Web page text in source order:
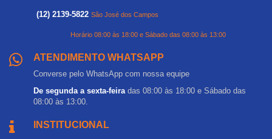
(12) 2139-5822 São José dos Campos
Horário 08:00 às 18:00 e Sábado das 08:00 às 13:00
ATENDIMENTO WHATSAPP
Converse pelo WhatsApp com nossa equipe
De segunda a sexta-feiradas 08:00 às 18:00 e Sábado das
08:00 às 13:00.
INSTITUCIONAL